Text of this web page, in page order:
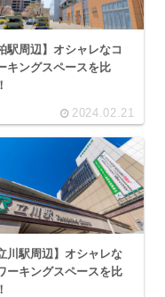
駅周辺】オシャレなコ
キングスペースを比
2024.02.21
川駅周辺】オシャレな
ーキングスペースを比